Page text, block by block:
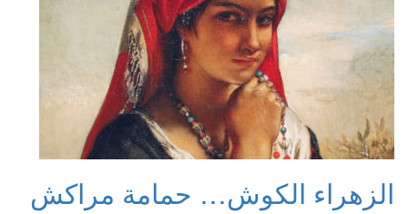
الزهراء الكوش… حمامة مراكش